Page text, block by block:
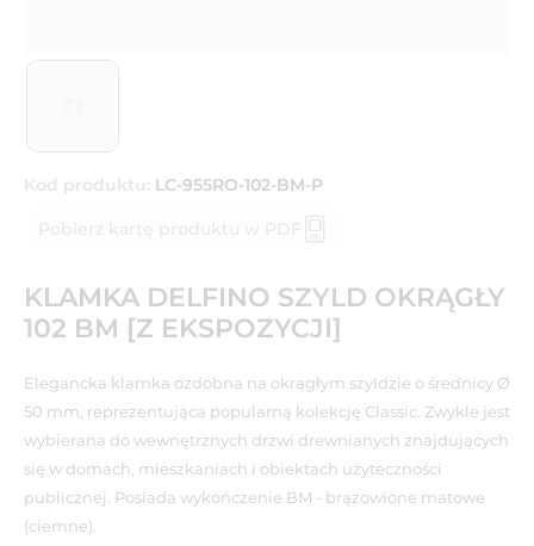
Kod produktu: LC-955RO-102-BM-P
Pobierz kartę produktu w PDF
KLAMKA DELFINO SZYLD OKRĄGŁY
102 BM [Z EKSPOZYCJI]
Elegancka klamka ozdobna na okrągłym szyldzie o średnicy Ø
50 mm, reprezentująca popularną kolekcję Classic. Zwykle jest
wybierana do wewnętrznych drzwi drewnianych znajdujących
się w domach, mieszkaniach i obiektach użyteczności
publicznej. Posiada wykończenie BM - brązowione matowe
(ciemne).